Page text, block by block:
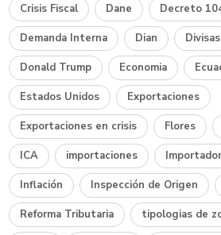
Crisis Fiscal Dane Decreto
Demanda Interna Dian Divisas
Donald Trump Economia
Estados Unidos Exportaciones
Exportaciones en crisis Flores
ICA importaciones
Inflación Inspección de Origen
Reforma Tributaria tipologias de